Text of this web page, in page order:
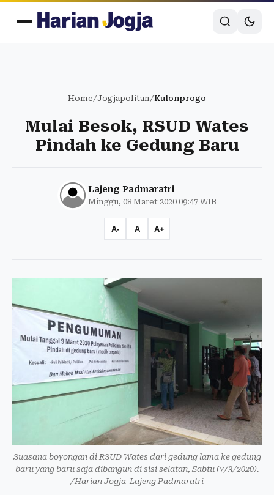
Home/Jogjapolitan/Kulonprogo
Mulai Besok, RSUD Wates
Pindah ke Gedung Baru
Lajeng Padmaratri
Minggu, 08 Maret 2020 09:47 WIB
A- A A+
Suasana boyongan di RSUD Wates dari gedung lama ke gedung
baru yang baru saja dibangun di sisi selatan, Sabtu (7/3/2020).
/Harian Jogja-Lajeng Padmaratri